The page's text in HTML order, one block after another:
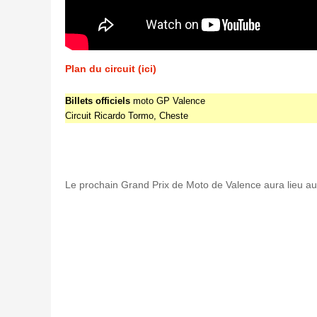
Plan du circuit (ici)
Billets officiels moto GP Valence
Circuit Ricardo Tormo, Cheste
Le prochain Grand Prix de Moto de Valence aura lieu